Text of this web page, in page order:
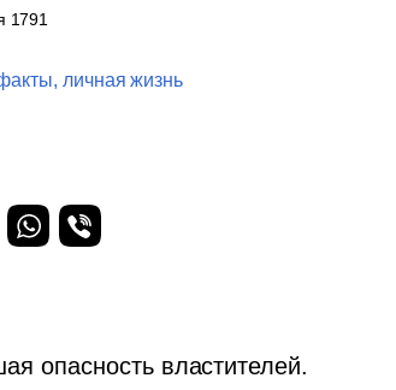
1791
личная жизнь
опасность властителей.